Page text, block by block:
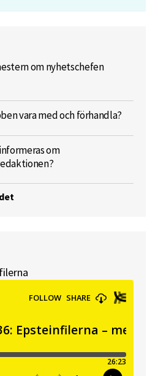
om nyhetschefen
vara med och förhandla?
om